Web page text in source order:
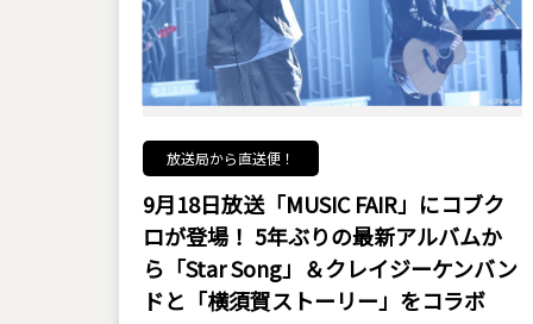
放送局から直送便！
9月18日放送「MUSIC FAIR」にコブク
ロが登場！ 5年ぶりの最新アルバムか
ら「Star Song」＆クレイジーケンバン
ドと「横須賀ストーリー」をコラボ